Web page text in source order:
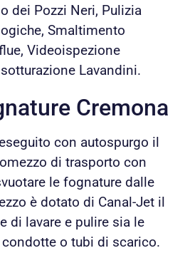
dei Pozzi Neri, Pulizia
Smaltimento
Videoispezione
Lavandini.
Cremona
con autospurgo il
di trasporto con
le fognature dalle
è dotato di Canal-Jet il
di lavare e pulire sia le
o tubi di scarico.